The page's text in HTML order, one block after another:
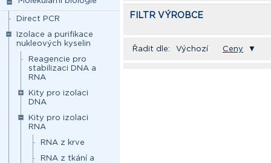
Direct PCR
Izolace a purifikace
nukleových kyselin
Reagencie pro
stabilizaci DNA a
RNA
Kity pro izolaci
DNA
Kity pro izolaci
RNA
RNA z krve
RNA z tkání a
FILTR VÝROBCE
Řadit dle: Výchozí Ceny ▼